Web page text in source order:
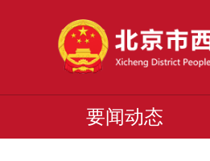
要闻动态